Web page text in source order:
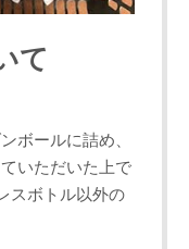
て
ボールに詰め、
いただいた上で
スボトル以外の